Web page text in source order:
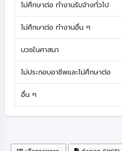
ไม่ศึกษาต่อ ทำงานรับจ้างทั่วไป
ไม่ศึกษาต่อ ทำงานอื่น ๆ
บวชในศาสนา
ไม่ประกอบอาชีพและไม่ศึกษาต่อ
อื่น ๆ